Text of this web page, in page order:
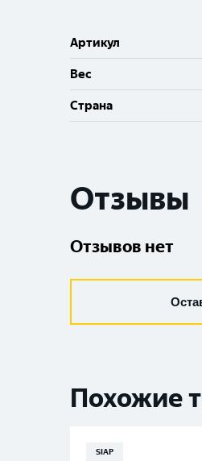
Артикул
Вес
Cтрана
Отзывы
Отзывов нет
Похожие
SIAP